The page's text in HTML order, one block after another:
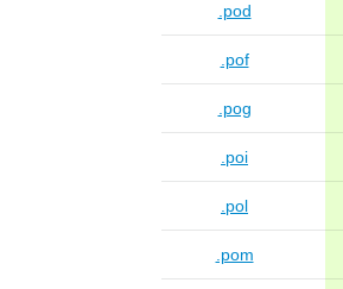
.pod
.pof
.pog
.poi
.pol
.pom